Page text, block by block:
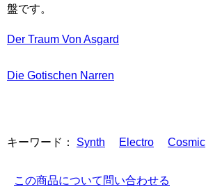
盤です。
Der Traum Von Asgard
Die Gotischen Narren
キーワード： Synth Electro Cosmic
この商品について問い合わせる